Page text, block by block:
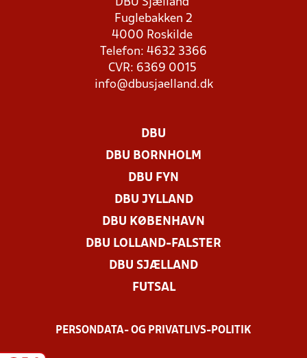
DBU Sjælland
Fuglebakken 2
4000 Roskilde
Telefon: 4632 3366
CVR: 6369 0015
info@dbusjaelland.dk
DBU
DBU BORNHOLM
DBU FYN
DBU JYLLAND
DBU KØBENHAVN
DBU LOLLAND-FALSTER
DBU SJÆLLAND
FUTSAL
PERSONDATA- OG PRIVATLIVS-POLITIK